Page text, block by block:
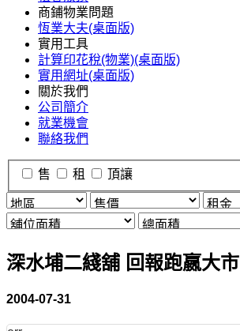
商鋪物業問題
恆業大夫(桌面版)
實用工具
計算印花稅(物業)(桌面版)
實用網址(桌面版)
關於我們
公司簡介
就業機會
聯絡我們
售 租 頂讓
深水埔二綫舖 回報跑嬴大市
2004-07-31